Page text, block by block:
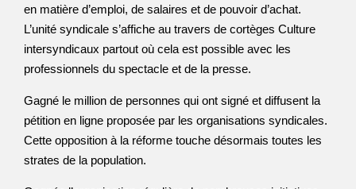
en matière d’emploi, de salaires et de pouvoir d’achat.
L’unité syndicale s’affiche au travers de cortèges Culture
intersyndicaux partout où cela est possible avec les
professionnels du spectacle et de la presse.
Gagné le million de personnes qui ont signé et diffusent la
pétition en ligne proposée par les organisations syndicales.
Cette opposition à la réforme touche désormais toutes les
strates de la population.